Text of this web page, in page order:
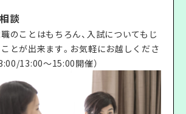
談
のことはもちろん、入試についてもじ
とが出来ます。お気軽にお越しくださ
13:00〜15:00開催）